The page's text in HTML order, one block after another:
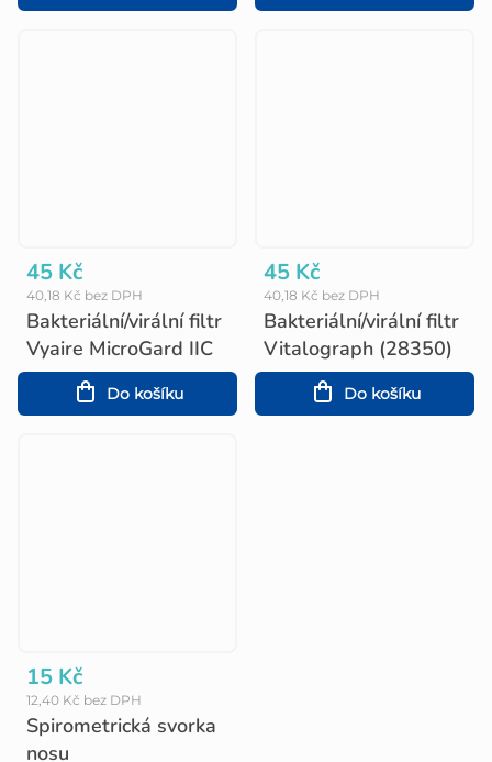
Bakteriální/virální filtr
Vyaire MicroGard IIC
40,18 Kč bez DPH
45 Kč
Do košíku
Bakteriální/virální filtr
Vitalograph (28350)
40,18 Kč bez DPH
45 Kč
Do košíku
Spirometrická svorka
nosu
12,40 Kč bez DPH
15 Kč